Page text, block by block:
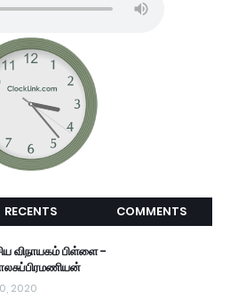
RECENTS COMMENTS
விநாயகம் பிள்ளை -
2020